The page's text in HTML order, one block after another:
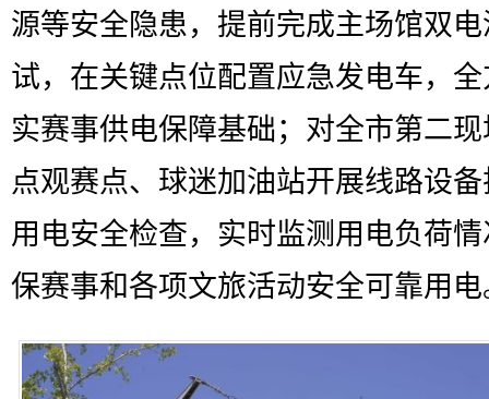
源等安全隐患，提前完成主场馆双
试，在关键点位配置应急发电车，
实赛事供电保障基础；对全市第二
点观赛点、球迷加油站开展线路设
用电安全检查，实时监测用电负荷
保赛事和各项文旅活动安全可靠用电